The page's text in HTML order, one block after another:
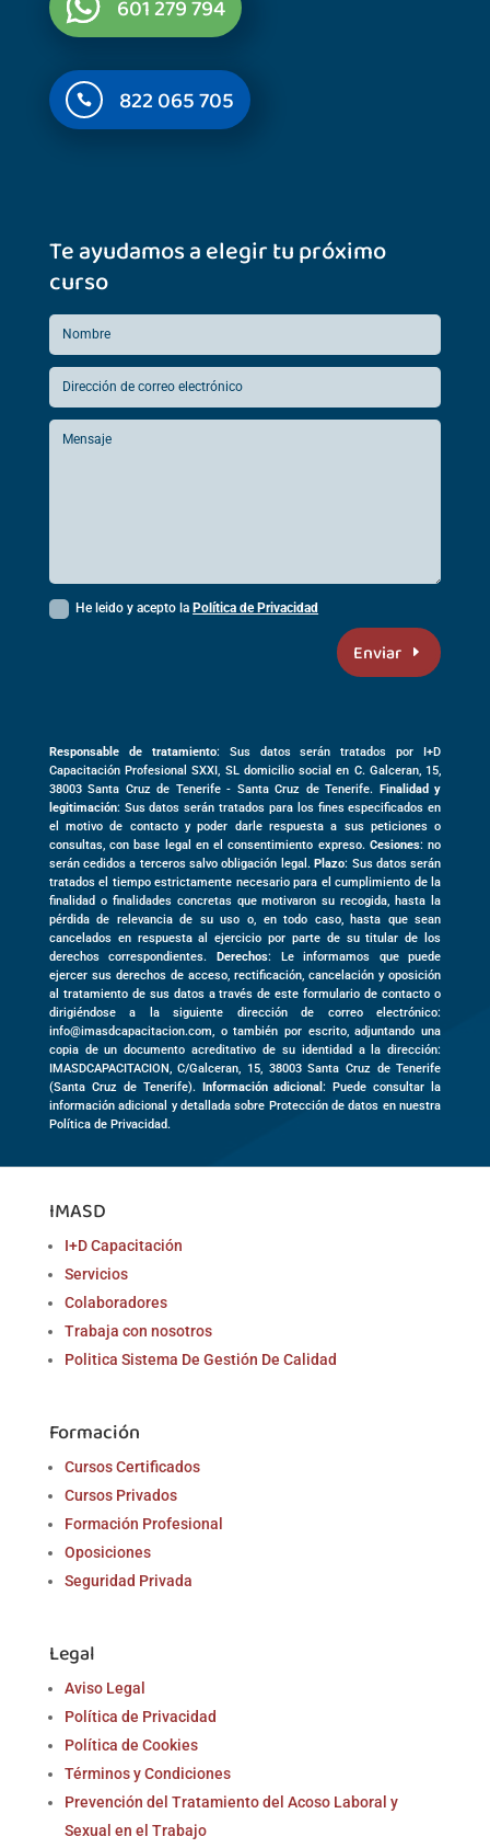
601 279 794
 822 065 705
Te ayudamos a elegir tu próximo
curso
He leido y acepto laPolítica de Privacidad
Enviar
Responsable de tratamiento: Sus datos serán tratados por I+D
Capacitación Profesional SXXI, SL domicilio social en C. Galceran, 15,
38003Santa Cruz de Tenerife - Santa Cruz de Tenerife. Finalidad y
legitimación: Sus datos serán tratados para los fines especificados en
el motivo de contacto y poder darle respuesta a sus peticiones o
consultas, con base legal en el consentimiento expreso. Cesiones: no
serán cedidos a terceros salvo obligación legal.Plazo: Sus datos serán
tratados el tiempo estrictamente necesario para el cumplimiento de la
finalidad o finalidades concretas que motivaron su recogida, hasta la
pérdida de relevancia de su uso o, en todo caso, hasta que sean
cancelados en respuesta al ejercicio por parte de su titular de los
derechos correspondientes. Derechos: Le informamos que puede
ejercer sus derechos de acceso, rectificación, cancelación y oposición
al tratamiento de sus datos a través de este formulario de contacto o
dirigiéndose a la siguiente dirección de correo electrónico:
info@imasdcapacitacion.com, o también por escrito, adjuntando una
copia de un documento acreditativo de su identidad a la dirección:
IMASDCAPACITACION,C/Galceran, 15, 38003Santa Cruz de Tenerife
(Santa Cruz de Tenerife).Información adicional: Puede consultar la
información adicional y detallada sobre Protección de datos en nuestra
Política de Privacidad.
IMASD
I+D Capacitación
Servicios
Colaboradores
Trabaja con nosotros
Politica Sistema De Gestión De Calidad
Formación
Cursos Certificados
Cursos Privados
Formación Profesional
Oposiciones
Seguridad Privada
Legal
Aviso Legal
Política de Privacidad
Política de Cookies
Términos y Condiciones
Prevención del Tratamiento del Acoso Laboral y
Sexual en el Trabajo